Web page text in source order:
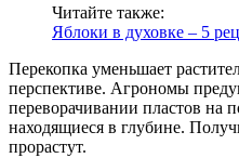
Читайте также:
Яблоки в духовке – 5
Перекопка уменьшает
перспективе. Агрономы
переворачивании пластов на
находящиеся в глубине.
прорастут.